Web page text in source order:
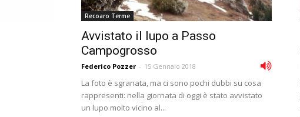
Recoaro Terme
Avvistato il lupo a Passo
Campogrosso
Federico Pozzer - 15 Gennaio 2018
La foto è sgranata, ma ci sono pochi dubbi su cosa
rappresenti: nella giornata di oggi è stato avvistato
un lupo molto vicino al...